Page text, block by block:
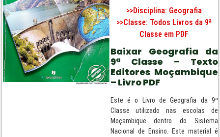
>>Disciplina: Geografia
>>Classe: Todos Livros da 9ª
Classe em PDF
Baixar Geografia da
9ª Classe – Texto
Editores Moçambique
– Livro PDF
Este é o Livro de Geografia da 9ª
Classe utilizado nas escolas de
Moçambique dentro do Sistema
Nacional de Ensino. Este material é